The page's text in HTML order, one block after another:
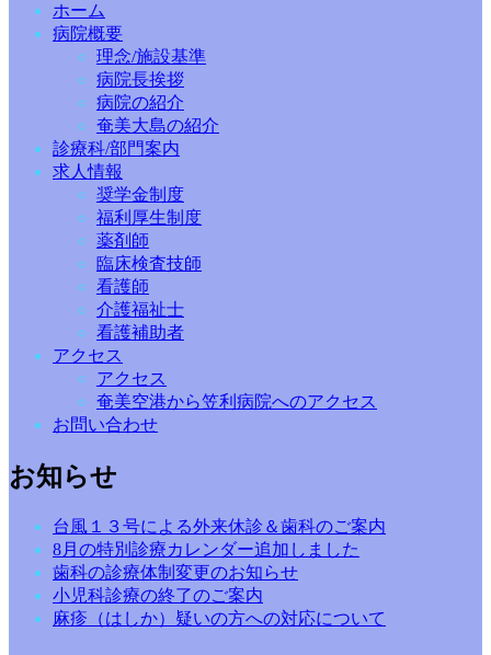
ホーム
病院概要
理念/施設基準
病院長挨拶
病院の紹介
奄美大島の紹介
診療科/部門案内
求人情報
奨学金制度
福利厚生制度
薬剤師
臨床検査技師
看護師
介護福祉士
看護補助者
アクセス
アクセス
奄美空港から笠利病院へのアクセス
お問い合わせ
お知らせ
台風１３号による外来休診＆歯科のご案内
8月の特別診療カレンダー追加しました
歯科の診療体制変更のお知らせ
小児科診療の終了のご案内
麻疹（はしか）疑いの方への対応について